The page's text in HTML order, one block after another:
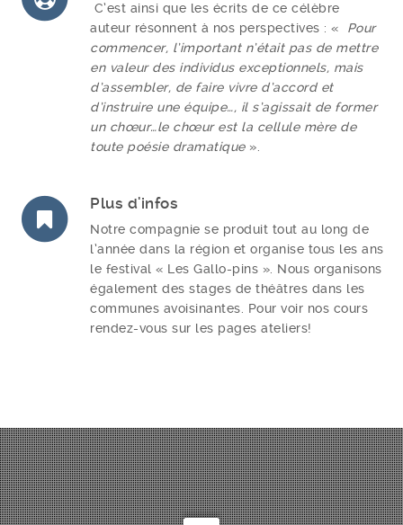
C’est ainsi que les écrits de ce célèbre
auteur résonnent à nos perspectives : « Pour
commencer, l’important n’était pas de mettre
en valeur des individus exceptionnels, mais
d’assembler, de faire vivre d’accord et
d’instruire une équipe…, il s’agissait de former
un chœur…le chœur est la cellule mère de
toute poésie dramatique».
Plus d'infos
Notre compagnie se produit tout au long de
l’année dans la région et organise tous les ans
le festival « Les Gallo-pins ». Nous organisons
également des stages de théâtres dans les
communes avoisinantes. Pour voir nos cours
rendez-vous sur les pages ateliers!